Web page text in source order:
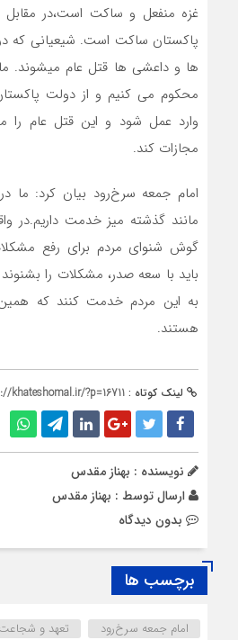
غزه منفعل و ساکت است،در مقابل
پاکستان ساکت است. شیعیانی که
ها و داعشی ها قتل عام میشوند.
محکوم می کنیم و از دولت
وارد عمل شود و این قتل عام را
مجازات کند.
امام جمعه سرخ‌رود بیان کرد: ما
مانند گذشته میز خدمت داریم.در
گوش شنوای مردم برای رفع
باید با سعه صدر، مشکلات را
به این مردم خدمت کنند که
هستند.
لینک کوتاه : khateshomal.ir/?p=16711
نویسنده : بهناز مقدس
ارسال توسط : بهناز مقدس
بدون دیدگاه
برچسب ها
امام جمعه سرخ‌رود تعهد و شجاعت